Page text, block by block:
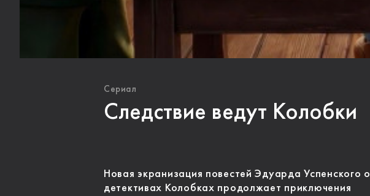
Сериал
Следствие ведут Колобки
Новая экранизация повестей Эдуарда Успенского о
детективах Колобках продолжает приключения